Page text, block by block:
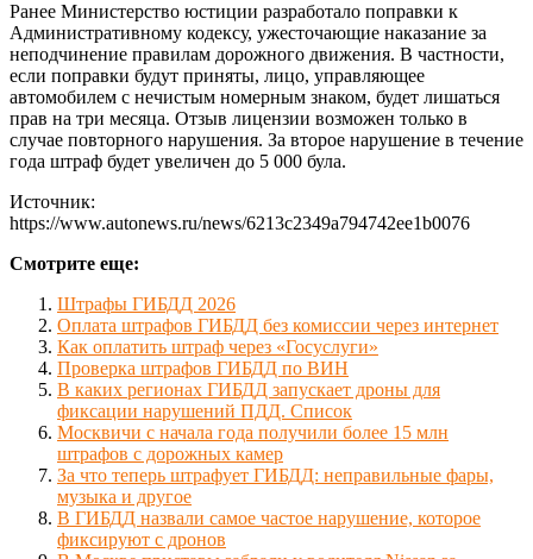
Ранее Министерство юстиции разработало поправки к
Административному кодексу, ужесточающие наказание за
неподчинение правилам дорожного движения. В частности,
если поправки будут приняты, лицо, управляющее
автомобилем с нечистым номерным знаком, будет лишаться
прав на три месяца. Отзыв лицензии возможен только в
случае повторного нарушения. За второе нарушение в течение
года штраф будет увеличен до 5 000 була.
Источник:
https://www.autonews.ru/news/6213c2349a794742ee1b0076
Смотрите еще:
Штрафы ГИБДД 2026
Оплата штрафов ГИБДД без комиссии через интернет
Как оплатить штраф через «Госуслуги»
Проверка штрафов ГИБДД по ВИН
В каких регионах ГИБДД запускает дроны для
фиксации нарушений ПДД. Список
Москвичи с начала года получили более 15 млн
штрафов с дорожных камер
За что теперь штрафует ГИБДД: неправильные фары,
музыка и другое
В ГИБДД назвали самое частое нарушение, которое
фиксируют с дронов